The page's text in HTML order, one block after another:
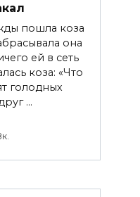
пошла коза
она
ей в сеть
коза: «Что
голодных
...